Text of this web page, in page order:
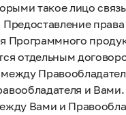
такое лицо
права
Программного
отдельным
и
Вами и